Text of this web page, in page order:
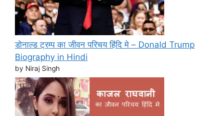
डोनाल्ड ट्रम्प का जीवन परिचय हिंदि मे – Donald Trump
Biography in Hindi
by Niraj Singh